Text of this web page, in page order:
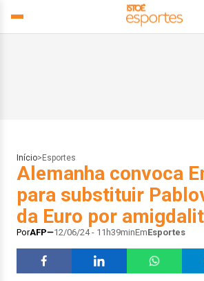
Início> Esportes
Alemanha convoca
para substituir
da Euro por
PorAFP 12/06/24 - 11h39minEmEsportes